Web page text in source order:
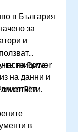
в България
за
и
на Power
на данни и
отчети.
BI и
в